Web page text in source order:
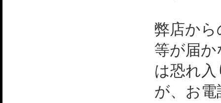
弊店か
等が届
は恐れ
が、お